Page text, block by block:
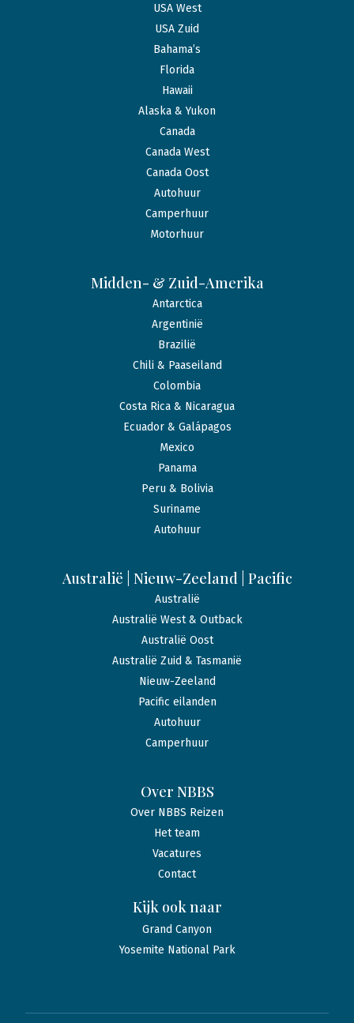
USA West
USA Zuid
Bahama’s
Florida
Hawaii
Alaska & Yukon
Canada
Canada West
Canada Oost
Autohuur
Camperhuur
Motorhuur
Midden- & Zuid-Amerika
Antarctica
Argentinië
Brazilië
Chili & Paaseiland
Colombia
Costa Rica & Nicaragua
Ecuador & Galápagos
Mexico
Panama
Peru & Bolivia
Suriname
Autohuur
Australië | Nieuw-Zeeland | Pacific
Australië
Australië West & Outback
Australië Oost
Australië Zuid & Tasmanië
Nieuw-Zeeland
Pacific eilanden
Autohuur
Camperhuur
Over NBBS
Over NBBS Reizen
Het team
Vacatures
Contact
Kijk ook naar
Grand Canyon
Yosemite National Park